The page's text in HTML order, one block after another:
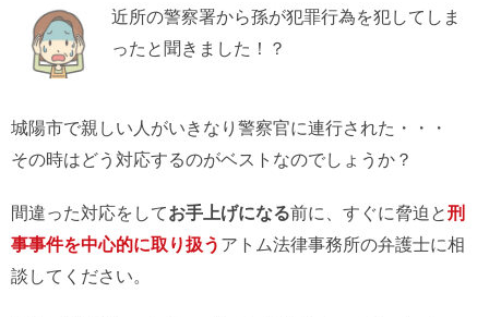
近所の警察署から孫が犯罪行為を犯してしま
ったと聞きました！？
城陽市で親しい人がいきなり警察官に連行された・・・
その時はどう対応するのがベストなのでしょうか？
間違った対応をしてお手上げになる前に、すぐに脅迫と刑
事事件を中心的に取り扱う アトム法律事務所の弁護士に相
談してください。